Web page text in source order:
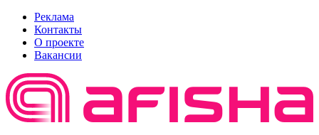
Реклама
Контакты
О проекте
Вакансии